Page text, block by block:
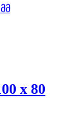
x 80